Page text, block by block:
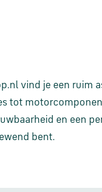
vind je een ruim
tot
en een
bent.